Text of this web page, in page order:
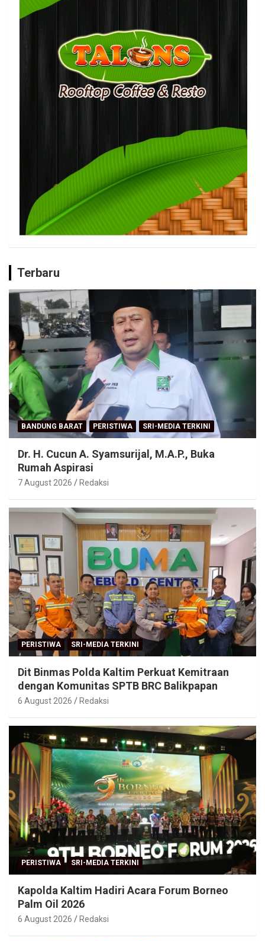
Terbaru
BANDUNG BARAT PERISTIWA SRI-MEDIA TERKINI
Dr. H. Cucun A. Syamsurijal, M.A.P., Buka
Rumah Aspirasi
7 August 2026 Redaksi
PERISTIWA SRI-MEDIA TERKINI
Dit Binmas Polda Kaltim Perkuat Kemitraan
dengan Komunitas SPTB BRC Balikpapan
6 August 2026 Redaksi
PERISTIWA SRI-MEDIA TERKINI
Kapolda Kaltim Hadiri Acara Forum Borneo
Palm Oil 2026
6 August 2026 Redaksi